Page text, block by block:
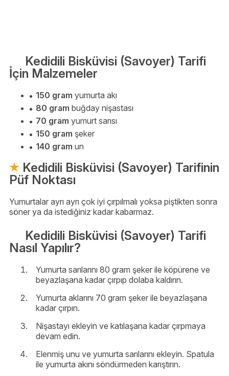
Kedidili Bisküvisi (Savoyer) Tarifi
İçin Malzemeler
150 gram yumurta akı
80 gram buğday nişastası
70 gram yumurt sarısı
150 gram şeker
140 gram un
Kedidili Bisküvisi (Savoyer) Tarifinin
Püf Noktası
Yumurtalar ayrı ayrı çok iyi çırpılmalı yoksa piştikten sonra
söner ya da istediğiniz kadar kabarmaz.
Kedidili Bisküvisi (Savoyer) Tarifi
Nasıl Yapılır?
Yumurta sarılarını 80 gram şeker ile köpürene ve
beyazlaşana kadar çırpıp dolaba kaldırın.
Yumurta aklarını 70 gram şeker ile beyazlaşana
kadar çırpın.
Nişastayı ekleyin ve katılaşana kadar çırpmaya
devam edin.
Elenmiş unu ve yumurta sarılarını ekleyin. Spatula
ile yumurta akını söndürmeden karıştırın.